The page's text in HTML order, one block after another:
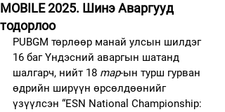
MOBILE 2025. Шинэ Аваргууд
тодорлоо
PUBGM төрлөөр манай улсын шилдэг
16 баг Үндэсний аваргын шатанд
шалгарч, нийт 18 map-ын турш гурван
өдрийн ширүүн өрсөлдөөнийг
үзүүлсэн “ESN National Championship: